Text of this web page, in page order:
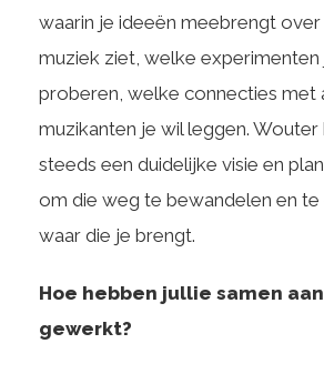
waarin je ideeën meebrengt
muziek ziet, welke experimenten
proberen, welke connecties met
muzikanten je wil leggen. Wouter
steeds een duidelijke visie en
om die weg te bewandelen en
waar die je brengt.
Hoe hebben jullie samen
gewerkt?